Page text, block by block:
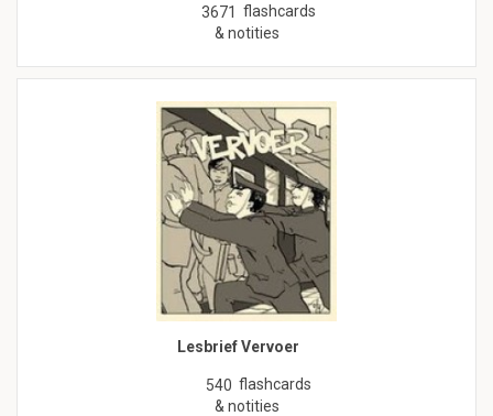
3671 flashcards
& notities
Lesbrief Vervoer
540 flashcards
& notities